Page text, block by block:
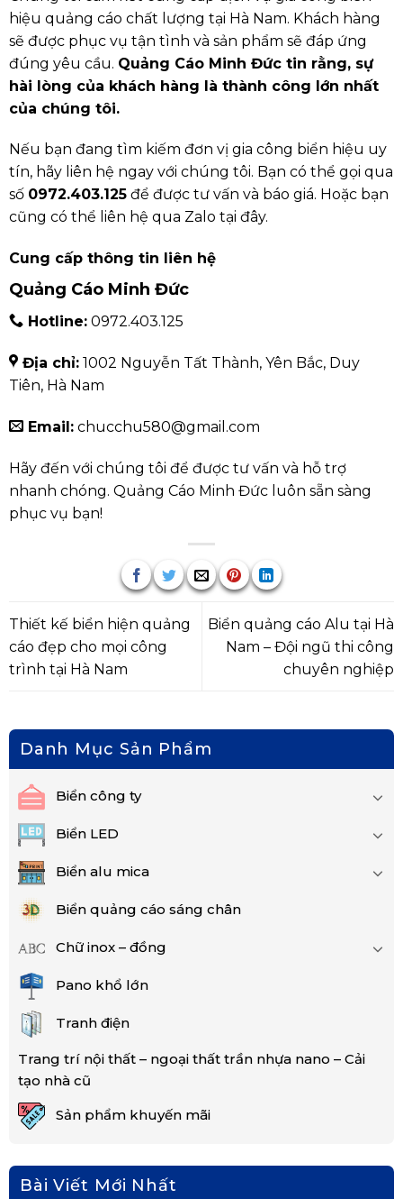
hiệu quảng cáo chất lượng tại Hà Nam. Khách hàng
sẽ được phục vụ tận tình và sản phẩm sẽ đáp ứng
đúng yêu cầu. Quảng Cáo Minh Đức tin rằng, sự
hài lòng của khách hàng là thành công lớn nhất
của chúng tôi.
Nếu bạn đang tìm kiếm đơn vị gia công biển hiệu uy
tín, hãy liên hệ ngay với chúng tôi. Bạn có thể gọi qua
số 0972.403.125để được tư vấn và báo giá. Hoặc bạn
cũng có thể liên hệ qua Zalo tại đây.
Cung cấp thông tin liên hệ
Quảng Cáo Minh Đức
Hotline: 0972.403.125
Địa chỉ:1002 Nguyễn Tất Thành, Yên Bắc, Duy
Tiên, Hà Nam
Email:chucchu580@gmail.com
Hãy đến với chúng tôi để được tư vấn và hỗ trợ
nhanh chóng. Quảng Cáo Minh Đức luôn sẵn sàng
phục vụ bạn!
Thiết kế biển hiện quảng
cáo đẹp cho mọi công
trình tại Hà Nam
Biển quảng cáo Alu tại Hà
Nam – Đội ngũ thi công
chuyên nghiệp
Danh Mục Sản Phẩm
Biển công ty
Biển LED
Biển alu mica
Biển quảng cáo sáng chân
Chữ inox – đồng
Pano khổ lớn
Tranh điện
Trang trí nội thất – ngoại thất trần nhựa nano – Cải
tạo nhà cũ
Sản phẩm khuyến mãi
Bài Viết Mới Nhất